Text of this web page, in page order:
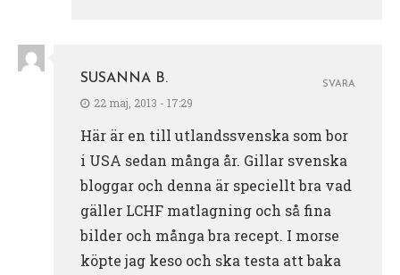
SUSANNA B.
22 maj, 2013 - 17:29
Här är en till utlandssvenska som bor
i USA sedan många år. Gillar svenska
bloggar och denna är speciellt bra vad
gäller LCHF matlagning och så fina
bilder och många bra recept. I morse
köpte jag keso och ska testa att baka
SVARA